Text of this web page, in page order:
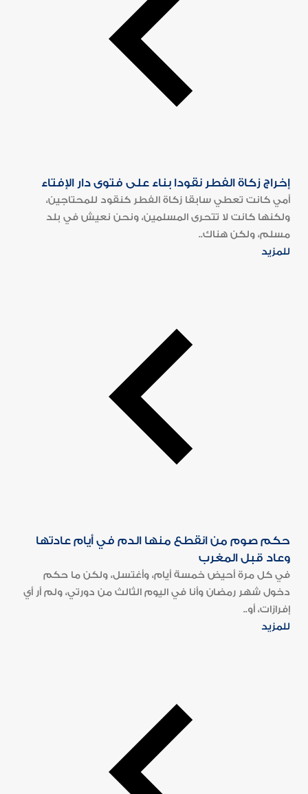
إخراج زكاة الفطر نقودا بناء على فتوى دار الإفتاء
أمي كانت تعطي سابقا زكاة الفطر كنقود للمحتاجين،
ولكنها كانت لا تتحرى المسلمين، ونحن نعيش في بلد
مسلم، ولكن هناك..
للمزيد
حكم صوم من انقطع منها الدم في أيام عادتها
وعاد قبل المغرب
في كل مرة أحيض خمسة أيام، وأغتسل، ولكن ما حكم
دخول شهر رمضان وأنا في اليوم الثالث من دورتي، ولم أر أي
إفرازات، أو..
للمزيد